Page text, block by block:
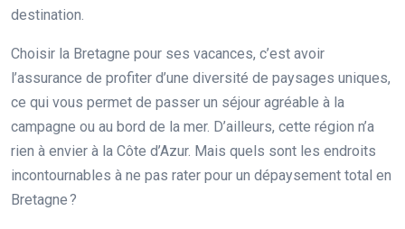
destination.
Choisir la Bretagne pour ses vacances, c’est avoir
l’assurance de profiter d’une diversité de paysages uniques,
ce qui vous permet de passer un séjour agréable à la
campagne ou au bord de la mer. D’ailleurs, cette région n’a
rien à envier à la Côte d’Azur. Mais quels sont les endroits
incontournables à ne pas rater pour un dépaysement total en
Bretagne ?